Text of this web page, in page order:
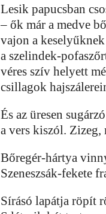
Lesik papucsban
– ők már a medve
vajon a
a szelindek-
véres szív helyett
csillagok
És az üresen
a vers kiszól. Zizeg,
Bőregér-hártya
Szeneszsák-fekete
Sírásó lapátja röpít